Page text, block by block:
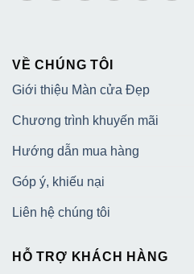
VỀ CHÚNG TÔI
Giới thiệu Màn cửa Đẹp
Chương trình khuyến mãi
Hướng dẫn mua hàng
Góp ý, khiếu nại
Liên hệ chúng tôi
HỖ TRỢ KHÁCH HÀNG